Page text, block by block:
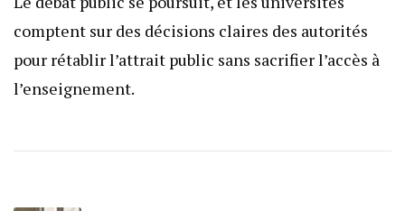
comptent sur des décisions claires des autorités
pour rétablir l’attrait public sans sacrifier l’accès à
l’enseignement.